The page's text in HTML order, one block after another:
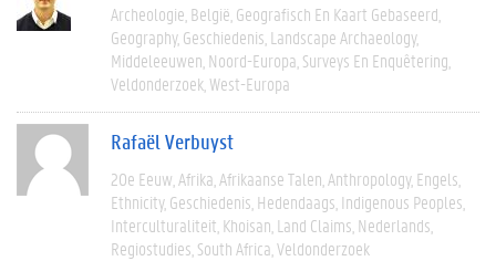
Archeologie België Geografisch En Kaart Gebaseerd
Geography Geschiedenis Landscape Archaeology
Middeleeuwen Noord-Europa Surveys En Enquêtering
Veldonderzoek West-Europa
Rafaël Verbuyst
20e Eeuw Afrika Afrikaanse Talen Anthropology Engels
Ethnicity Geschiedenis Hedendaags Indigenous Peoples
Interculturaliteit Khoisan Land Claims Nederlands
Regiostudies South Africa Veldonderzoek